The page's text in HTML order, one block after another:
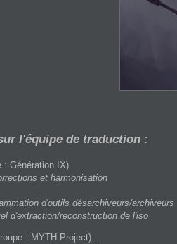
l'équipe de traduction :
: Génération IX)
et harmonisation
d'outils désarchiveurs/archiveurs
d'extraction/reconstruction de l'iso
: MYTH-Project)